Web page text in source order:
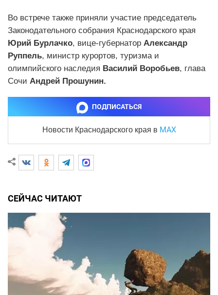
Во встрече также приняли участие председатель
Законодательного собрания Краснодарского края
Юрий Бурлачко, вице-губернатор Александр
Руппель, министр курортов, туризма и
олимпийского наследия Василий Воробьев, глава
Сочи Андрей Прошунин.
ПОДПИСАТЬСЯ
Новости Краснодарского края в MAX
СЕЙЧАС ЧИТАЮТ